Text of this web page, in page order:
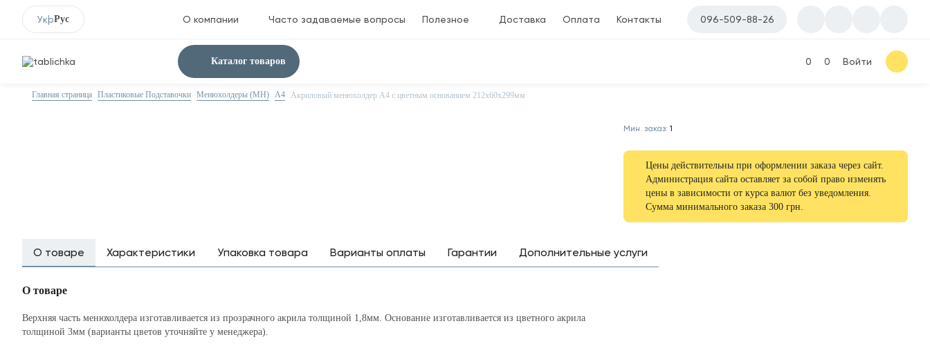
УкрРус О компании Часто задаваемые вопросы Полезное Доставка Оплата Контакты 096-509-88-26
Каталог товаров 0 0 Войти
Главная страница Пластиковые Подставочки Менюхолдеры (MH) А4 Акриловый менюхолдер А4 с цветным основанием 212х60х299мм
Мин. заказ: 1
Цены действительны при оформлении заказа через сайт.
Администрация сайта оставляет за собой право изменять
цены в зависимости от курса валют без уведомления.
Сумма минимального заказа 300 грн.
О товаре Характеристики Упаковка товара Варианты оплаты Гарантии Дополнительные услуги
О товаре
Верхняя часть менюхолдера изготавливается из прозрачного акрила толщиной 1,8мм. Основание изготавливается из цветного акрила
толщиной 3мм (варианты цветов уточняйте у менеджера).